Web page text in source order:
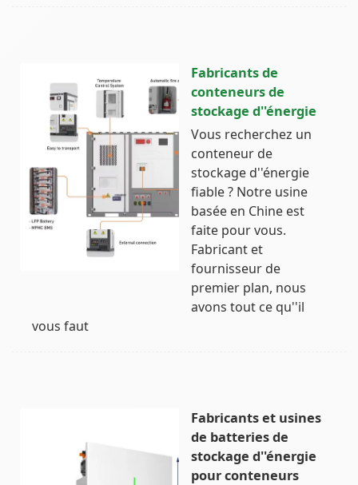
Fabricants de
conteneurs de
stockage d''énergie
Vous recherchez un
conteneur de
stockage d''énergie
fiable ? Notre usine
basée en Chine est
faite pour vous.
Fabricant et
fournisseur de
premier plan, nous
avons tout ce qu''il
vous faut
Fabricants et usines
de batteries de
stockage d''énergie
pour conteneurs